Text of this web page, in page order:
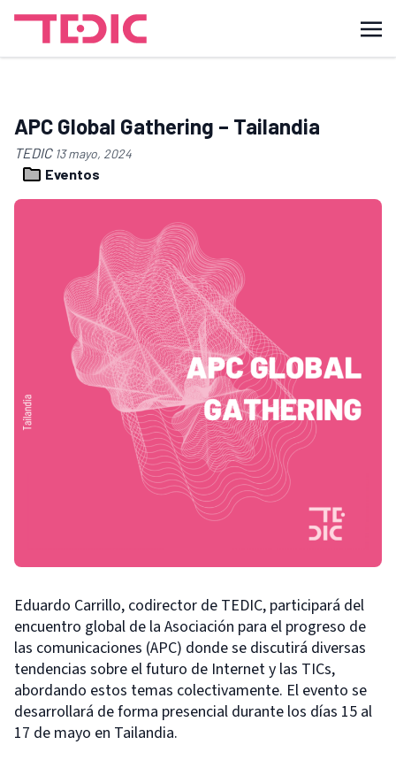
APC Global Gathering – Tailandia
TEDIC 13 mayo, 2024
Eventos
Eduardo Carrillo, codirector de TEDIC, participará del
encuentro global de la Asociación para el progreso de
las comunicaciones (APC) donde se discutirá diversas
tendencias sobre el futuro de Internet y las TICs,
abordando estos temas colectivamente. El evento se
desarrollará de forma presencial durante los días 15 al
17 de mayo en Tailandia.